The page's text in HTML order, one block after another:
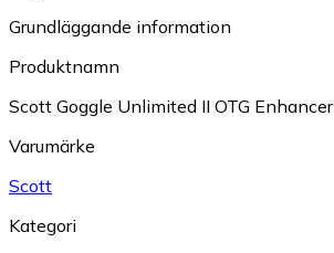
Grundläggande information
Produktnamn
Scott Goggle Unlimited II OTG Enhancer
Varumärke
Scott
Kategori